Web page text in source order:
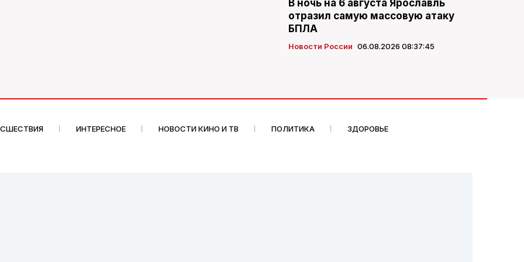
В ночь на 6 августа Ярославль
отразил самую массовую атаку
БПЛА
Новости России 06.08.2026 08:37:45
ИНТЕРЕСНОЕ НОВОСТИ КИНО И ТВ ПОЛИТИКА ЗДОРОВЬЕ